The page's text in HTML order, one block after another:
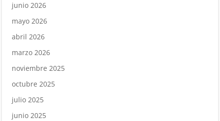
junio 2026
mayo 2026
abril 2026
marzo 2026
noviembre 2025
octubre 2025
julio 2025
junio 2025